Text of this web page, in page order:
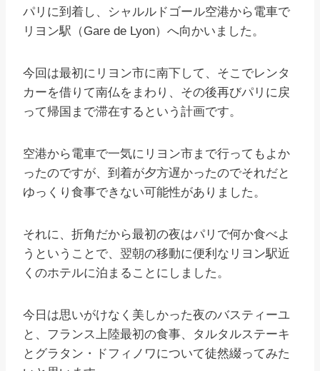
パリに到着し、シャルルドゴール空港から電車で
リヨン駅（Gare de Lyon）へ向かいました。
今回は最初にリヨン市に南下して、そこでレンタ
カーを借りて南仏をまわり、その後再びパリに戻
って帰国まで滞在するという計画です。
空港から電車で一気にリヨン市まで行ってもよか
ったのですが、到着が夕方遅かったのでそれだと
ゆっくり食事できない可能性がありました。
それに、折角だから最初の夜はパリで何か食べよ
うということで、翌朝の移動に便利なリヨン駅近
くのホテルに泊まることにしました。
今日は思いがけなく美しかった夜のバスティーユ
と、フランス上陸最初の食事、タルタルステーキ
とグラタン・ドフィノワについて徒然綴ってみた